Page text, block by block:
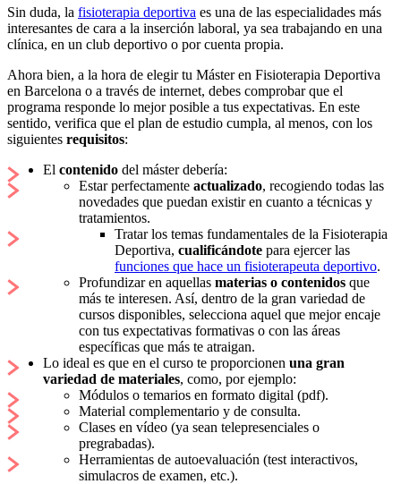
Sin duda, la fisioterapia deportiva es una de las especialidades más
interesantes de cara a la inserción laboral, ya sea trabajando en una
clínica, en un club deportivo o por cuenta propia.
Ahora bien, a la hora de elegir tu Máster en Fisioterapia Deportiva
en Barcelona o a través de internet, debes comprobar que el
programa responde lo mejor posible a tus expectativas. En este
sentido, verifica que el plan de estudio cumpla, al menos, con los
siguientes requisitos:
El contenido del máster debería:
Estar perfectamente actualizado, recogiendo todas las
novedades que puedan existir en cuanto a técnicas y
tratamientos.
Tratar los temas fundamentales de la Fisioterapia
Deportiva, cualificándote para ejercer las
funciones que hace un fisioterapeuta deportivo.
Profundizar en aquellas materias o contenidos que
más te interesen. Así, dentro de la gran variedad de
cursos disponibles, selecciona aquel que mejor encaje
con tus expectativas formativas o con las áreas
específicas que más te atraigan.
Lo ideal es que en el curso te proporcionen una gran
variedad de materiales, como, por ejemplo:
Módulos o temarios en formato digital (pdf).
Material complementario y de consulta.
Clases en vídeo (ya sean telepresenciales o
pregrabadas).
Herramientas de autoevaluación (test interactivos,
simulacros de examen, etc.).